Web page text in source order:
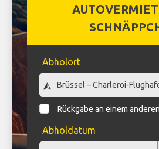
Abholort
Rückgabe an einem
Abholdatum